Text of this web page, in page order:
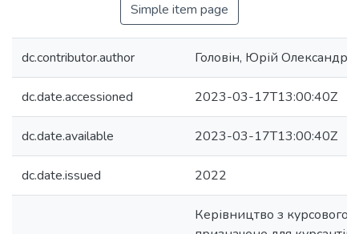
Simple item page
dc.contributor.author Головін, Юрій
dc.date.accessioned 2023-03-17T13:00:40Z
dc.date.available 2023-03-17T13:00:40Z
dc.date.issued 2022
Керівництво з курсового